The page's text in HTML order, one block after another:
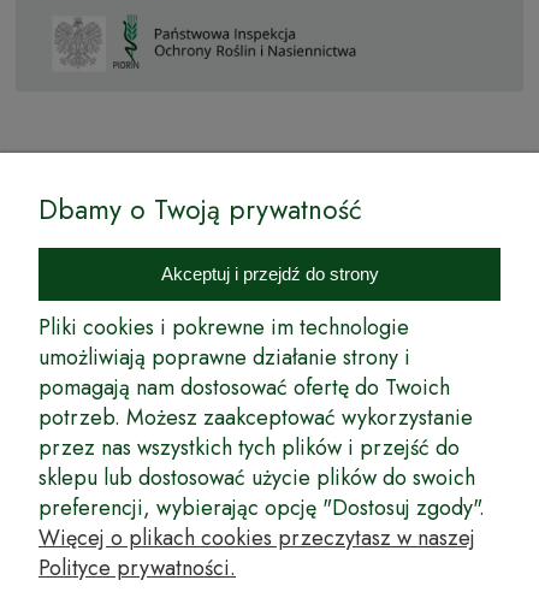
Internetowy Sklep Ogrodniczy Podkarpackie Sady to inicjatywa
podkarpackich szkółkarzy, której zamierzeniem jest wprowadzenie na
rynek wysokiej jakości drzewek owocowych, drzewek ozdobnych oraz
innych produktów pozwalających na uprawianie zarówno małych, jak
i dużych sadów oraz ogrodów.
Wspólnie stworzyliśmy dla Państwa kompleksową ofertę - wspaniałe
produkty, dary ziemi ze szkółek drzewek ozdobnych i owocowych,
których tradycje sięgają roku 1953. Drzewka produkowane są
z najwyższą starannością przez trzecie pokolenie plantatorów.
Długoletnie Doświadczenie sprawiło, że wszystkie drzewka cechuje
duża odporność na zmienne warunki atmosferyczne naszego klimatu
oraz niezwykły urodzaj. W ofercie naszego internetowego sklepu
ogrodniczego: drzewka owocowe, krzewy owocowe, drzewka
ozdobne, odmiany jabłoni, sadzonki drzew owocowych, borówka
Dbamy o Twoją prywatność
Akceptuj i przejdź do strony
Pliki cookies i pokrewne im technologie
umożliwiają poprawne działanie strony i
pomagają nam dostosować ofertę do Twoich
potrzeb. Możesz zaakceptować wykorzystanie
przez nas wszystkich tych plików i przejść do
sklepu lub dostosować użycie plików do swoich
preferencji, wybierając opcję "Dostosuj zgody".
Więcej o plikach cookies przeczytasz w naszej
Polityce prywatności.